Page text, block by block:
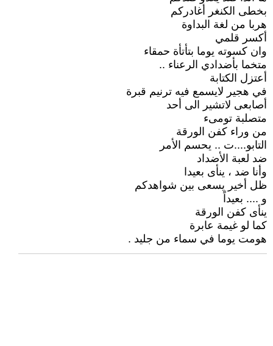
بخطى الكنغر أغادركم
هربا من لغة البداوة
أكسر قلمي
وان كسوته يوما بتأتأة حمقاء
متخما بأضدادي الرعناء ..
أعتزل الكتابة
في هجير لايسمع فيه ترنيم قبرة
أصابعى لاتشير الى أحد
متصلبة تومىء
من وراء كفن الورقة
التابو....ت .. يحسم الأمر
ضد لعبة الأضداد
وأنا ضد ، ينأى بعيدا
ظل أخير يسعى بين شواهدكم
و .... بعيداً
ينأى كفن الورقة
كما لو غيمة عابرة
هومت يوما في سماء من جليد .